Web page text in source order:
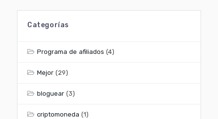
Categorías
Programa de afiliados (4)
Mejor (29)
bloguear (3)
criptomoneda (1)